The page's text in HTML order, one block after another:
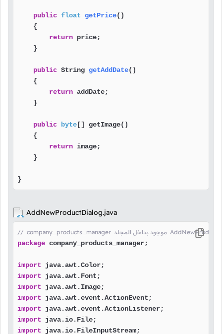
public float getPrice()
    {
return price;
    }
public String getAddDate()
    {
return addDate;
    }
public byte [] getImage()
    {
return image;
    }
}
AddNewProductDialog.java
package company_products_manager;
import
import
import
import
import
import
import